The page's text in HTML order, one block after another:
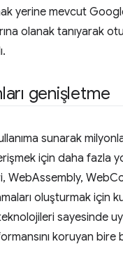
yerine mevcut
olanak tanıyarak
genişletme
sunarak
erişmek için daha fazla
WebAssembly,
oluşturmak için
sayesinde
koruyan bire